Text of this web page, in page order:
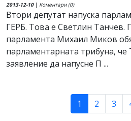
2013-12-10| Коментари (0)
Втори депутат напуска
ГЕРБ. Това е Светлин Танчев.
парламента Михаил Миков
парламентарната трибуна, че
заявление да напусне П ...
1 (current)
2 3